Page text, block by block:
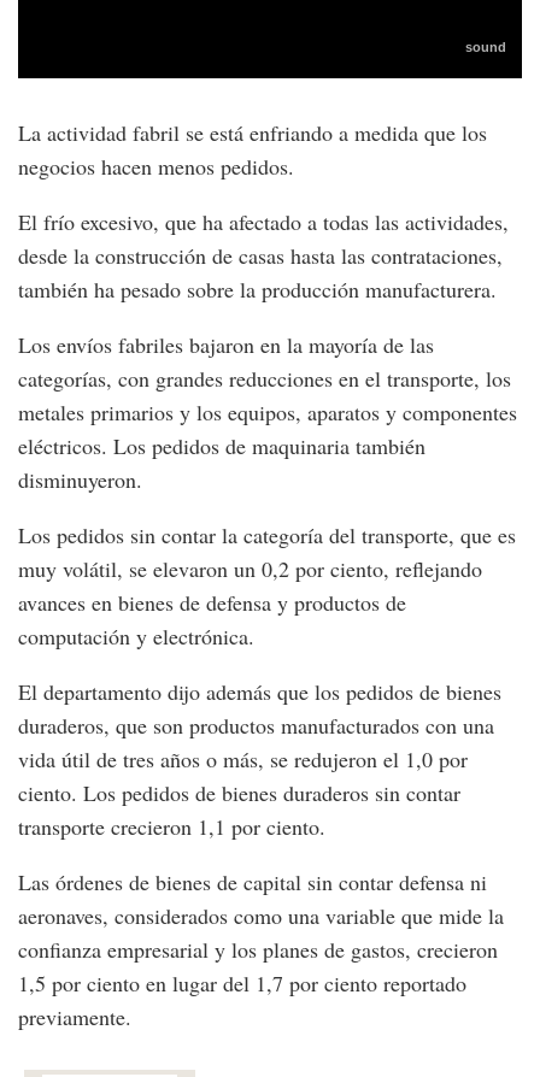
La actividad fabril se está enfriando a medida que los
negocios hacen menos pedidos.
El frío excesivo, que ha afectado a todas las actividades,
desde la construcción de casas hasta las contrataciones,
también ha pesado sobre la producción manufacturera.
Los envíos fabriles bajaron en la mayoría de las
categorías, con grandes reducciones en el transporte, los
metales primarios y los equipos, aparatos y componentes
eléctricos. Los pedidos de maquinaria también
disminuyeron.
Los pedidos sin contar la categoría del transporte, que es
muy volátil, se elevaron un 0,2 por ciento, reflejando
avances en bienes de defensa y productos de
computación y electrónica.
El departamento dijo además que los pedidos de bienes
duraderos, que son productos manufacturados con una
vida útil de tres años o más, se redujeron el 1,0 por
ciento. Los pedidos de bienes duraderos sin contar
transporte crecieron 1,1 por ciento.
Las órdenes de bienes de capital sin contar defensa ni
aeronaves, considerados como una variable que mide la
confianza empresarial y los planes de gastos, crecieron
1,5 por ciento en lugar del 1,7 por ciento reportado
previamente.